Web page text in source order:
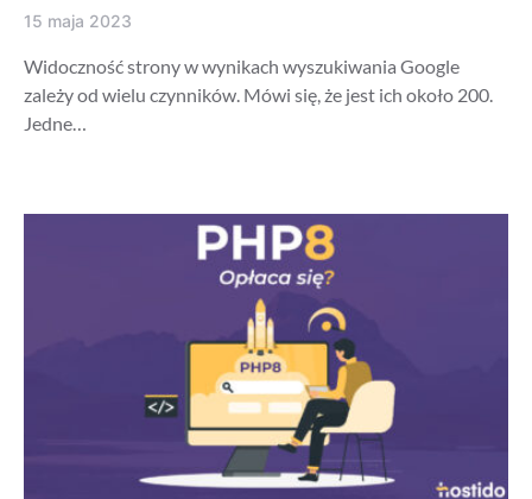
15 maja 2023
Widoczność strony w wynikach wyszukiwania Google
zależy od wielu czynników. Mówi się, że jest ich około 200.
Jedne…